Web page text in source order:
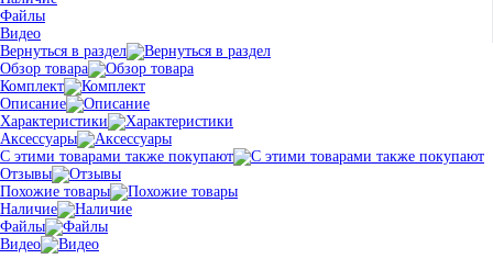
Файлы
Видео
Вернуться в раздел
Обзор товара
Комплект
Описание
Характеристики
Аксессуары
С этими товарами также покупают
Отзывы
Похожие товары
Наличие
Файлы
Видео